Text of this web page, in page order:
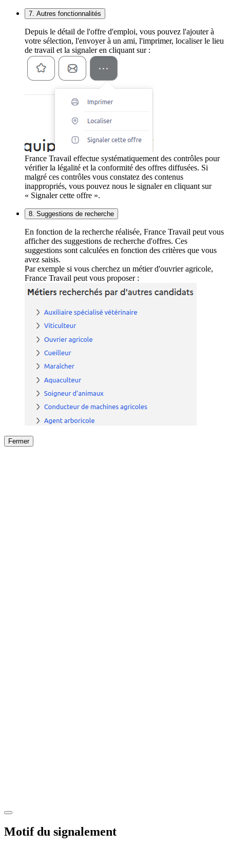
7. Autres fonctionnalités
Depuis le détail de l'offre d'emploi, vous pouvez l'ajouter à
votre sélection, l'envoyer à un ami, l'imprimer, localiser le lieu
de travail et la signaler en cliquant sur :
France Travail effectue systématiquement des contrôles pour
vérifier la légalité et la conformité des offres diffusées. Si
malgré ces contrôles vous constatez des contenus
inappropriés, vous pouvez nous le signaler en cliquant sur
« Signaler cette offre ».
8. Suggestions de recherche
En fonction de la recherche réalisée, France Travail peut vous
afficher des suggestions de recherche d'offres. Ces
suggestions sont calculées en fonction des critères que vous
avez saisis.
Par exemple si vous cherchez un métier d'ouvrier agricole,
France Travail peut vous proposer :
Fermer
Motif du signalement